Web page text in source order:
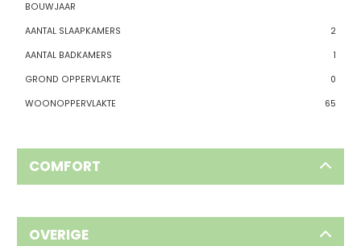
BOUWJAAR
AANTAL SLAAPKAMERS
2
AANTAL BADKAMERS
1
GROND OPPERVLAKTE
0
WOONOPPERVLAKTE
65
COMFORT
OVERIGE